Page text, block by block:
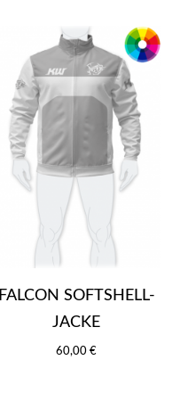
FALCON SOFTSHELL-
JACKE
60,00 €